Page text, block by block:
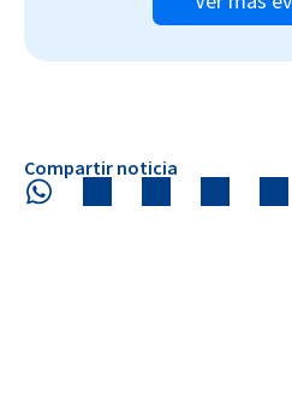
Compartir noticia